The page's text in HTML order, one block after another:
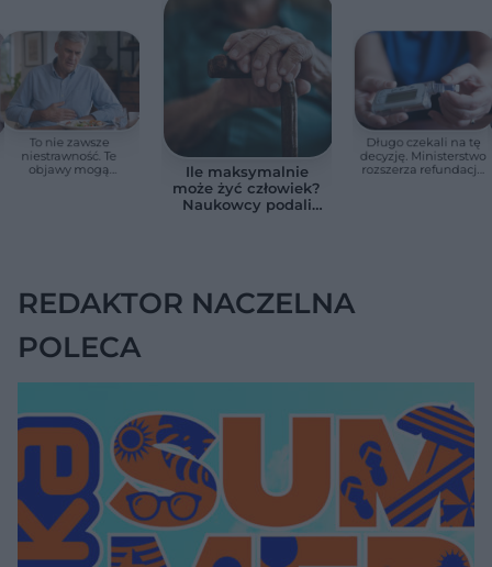
To nie zawsze
niestrawność. Te
objawy mogą
Ile maksymalnie
może żyć człowiek?
Naukowcy podali
Długo czekali na tę
decyzję. Ministerstwo
rozszerza refundację
REDAKTOR NACZELNA
POLECA